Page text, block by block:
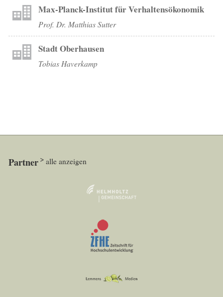
Max-Planck-Institut für Verhaltensökonomik
Prof. Dr. Matthias Sutter
Stadt Oberhausen
Tobias Haverkamp
Partner alle anzeigen